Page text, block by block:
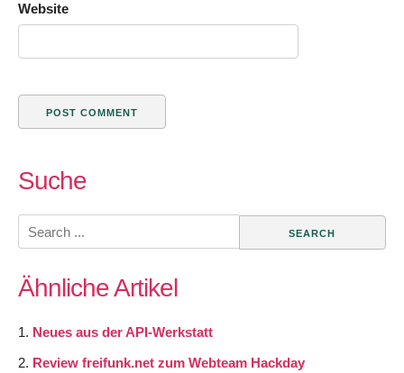
Website
Suche
Search
for:
Ähnliche Artikel
Neues aus der API-Werkstatt
Review freifunk.net zum Webteam Hackday